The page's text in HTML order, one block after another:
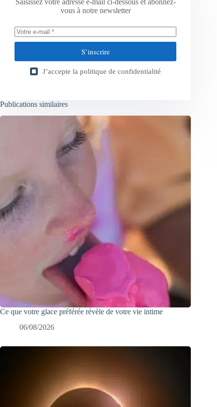
vous à notre newsletter
S’inscrire
J’accepte la politique de confidentialité
Publications similaires
Ce que votre glace préférée révèle de votre vie intime
06/08/2026